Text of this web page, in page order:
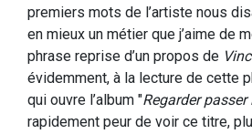
premiers mots de l’artiste nous
en mieux un métier que j’aime de
phrase reprise d’un propos de
évidemment, à la lecture de cette
qui ouvre l’album "Regarder
rapidement peur de voir ce titre,